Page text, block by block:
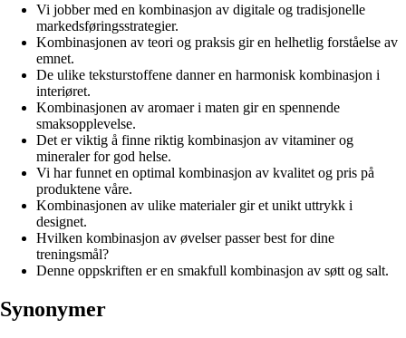
Vi jobber med en kombinasjon av digitale og tradisjonelle
markedsføringsstrategier.
Kombinasjonen av teori og praksis gir en helhetlig forståelse av
emnet.
De ulike teksturstoffene danner en harmonisk kombinasjon i
interiøret.
Kombinasjonen av aromaer i maten gir en spennende
smaksopplevelse.
Det er viktig å finne riktig kombinasjon av vitaminer og
mineraler for god helse.
Vi har funnet en optimal kombinasjon av kvalitet og pris på
produktene våre.
Kombinasjonen av ulike materialer gir et unikt uttrykk i
designet.
Hvilken kombinasjon av øvelser passer best for dine
treningsmål?
Denne oppskriften er en smakfull kombinasjon av søtt og salt.
Synonymer